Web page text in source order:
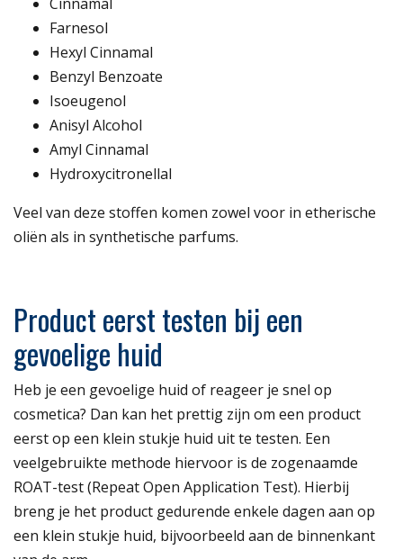
Farnesol
Hexyl Cinnamal
Benzyl Benzoate
Isoeugenol
Anisyl Alcohol
Amyl Cinnamal
Hydroxycitronellal
Veel van deze stoffen komen zowel voor in etherische
oliën als in synthetische parfums.
Product eerst testen bij een
gevoelige huid
Heb je een gevoelige huid of reageer je snel op
cosmetica? Dan kan het prettig zijn om een product
eerst op een klein stukje huid uit te testen. Een
veelgebruikte methode hiervoor is de zogenaamde
ROAT-test (Repeat Open Application Test). Hierbij
breng je het product gedurende enkele dagen aan op
een klein stukje huid, bijvoorbeeld aan de binnenkant